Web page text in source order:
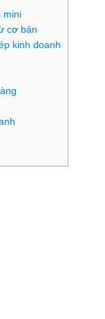
mini
cơ bản
kinh doanh